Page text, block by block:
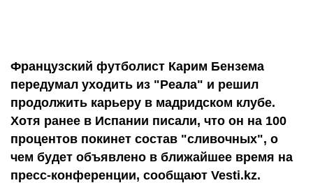
Французский футболист Карим Бензема
передумал уходить из "Реала" и решил
продолжить карьеру в мадридском клубе.
Хотя ранее в Испании писали, что он на 100
процентов покинет состав "сливочных", о
чем будет объявлено в ближайшее время на
пресс-конференции, сообщают Vesti.kz.